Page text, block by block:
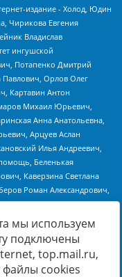
files/reestr-
на22.03.2024
мы используем
подключены
top.mail.ru,
файлы cookies